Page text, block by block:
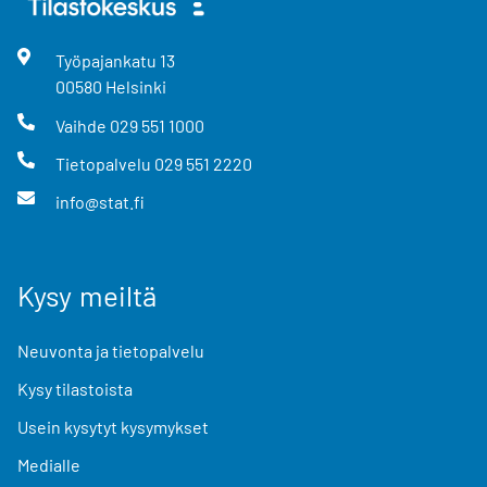
Työpajankatu 13
00580 Helsinki
Vaihde 029 551 1000
Tietopalvelu 029 551 2220
info@stat.fi
Kysy meiltä
Neuvonta ja tietopalvelu
Kysy tilastoista
Usein kysytyt kysymykset
Medialle